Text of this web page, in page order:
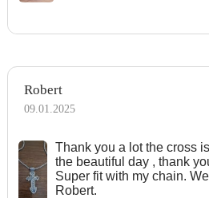
Robert
09.01.2025
Тhank you a lot the cross
the beautiful day , thank
Super fit with my chain.
Robert.